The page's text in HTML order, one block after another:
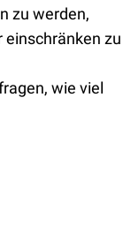
zu werden,
einschränken zu
wie viel